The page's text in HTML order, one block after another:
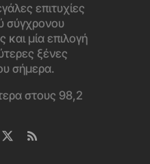
επιτυχίες
σύγχρονου
και μία επιλογή
ξένες
σήμερα.
στους 98,2